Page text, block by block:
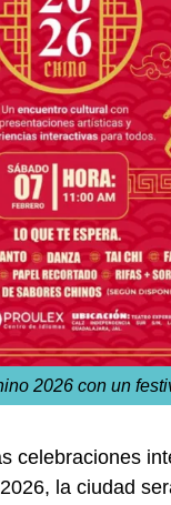
2026 con un
celebraciones
la ciudad